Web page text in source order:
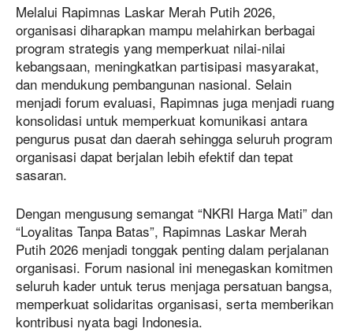
Melalui Rapimnas Laskar Merah Putih 2026,
organisasi diharapkan mampu melahirkan berbagai
program strategis yang memperkuat nilai-nilai
kebangsaan, meningkatkan partisipasi masyarakat,
dan mendukung pembangunan nasional. Selain
menjadi forum evaluasi, Rapimnas juga menjadi ruang
konsolidasi untuk memperkuat komunikasi antara
pengurus pusat dan daerah sehingga seluruh program
organisasi dapat berjalan lebih efektif dan tepat
sasaran.
Dengan mengusung semangat “NKRI Harga Mati” dan
“Loyalitas Tanpa Batas”, Rapimnas Laskar Merah
Putih 2026 menjadi tonggak penting dalam perjalanan
organisasi. Forum nasional ini menegaskan komitmen
seluruh kader untuk terus menjaga persatuan bangsa,
memperkuat solidaritas organisasi, serta memberikan
kontribusi nyata bagi Indonesia.